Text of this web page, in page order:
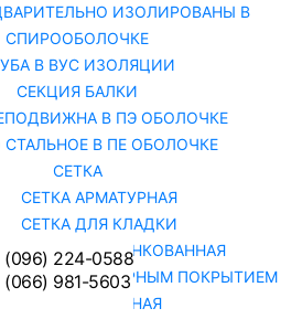
ИЗОЛИРОВАНЫ В
СПИРООБОЛОЧКЕ
В ВУС ИЗОЛЯЦИИ
СЕКЦИЯ БАЛКИ
В ПЭ ОБОЛОЧКЕ
СТАЛЬНОЕ В ПЕ ОБОЛОЧКЕ
СЕТКА
СЕТКА АРМАТУРНАЯ
СЕТКА ДЛЯ КЛАДКИ
РАБИЦА ОЦИНКОВАННАЯ
С ПОЛИМЕРНЫМ ПОКРЫТИЕМ
СЕТКА СВАРНАЯ
(096) 224-0588
(066) 981-5603